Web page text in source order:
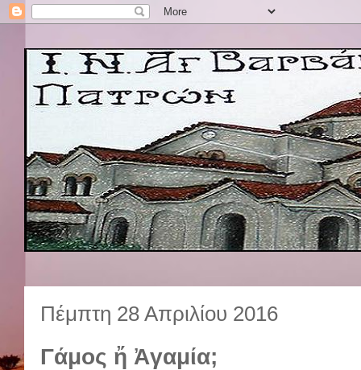
Πέμπτη 28 Απριλίου 2016
Γάμος ἤ Ἀγαμία;